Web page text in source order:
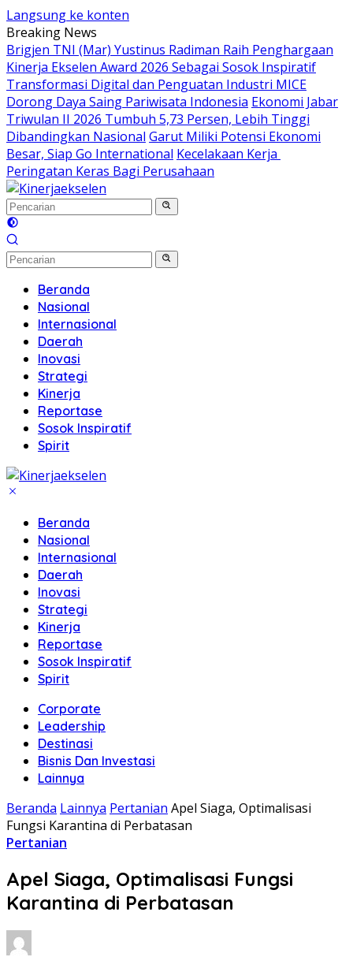
Langsung ke konten
Breaking News
Brigjen TNI (Mar) Yustinus Radiman Raih Penghargaan
Kinerja Ekselen Award 2026 Sebagai Sosok Inspiratif
Transformasi Digital dan Penguatan Industri MICE
Dorong Daya Saing Pariwisata Indonesia Ekonomi Jabar
Triwulan II 2026 Tumbuh 5,73 Persen, Lebih Tinggi
Dibandingkan Nasional Garut Miliki Potensi Ekonomi
Besar, Siap Go International Kecelakaan Kerja
Peringatan Keras Bagi Perusahaan
Beranda
Nasional
Internasional
Daerah
Inovasi
Strategi
Kinerja
Reportase
Sosok Inspiratif
Spirit
Beranda
Nasional
Internasional
Daerah
Inovasi
Strategi
Kinerja
Reportase
Sosok Inspiratif
Spirit
Corporate
Leadership
Destinasi
Bisnis Dan Investasi
Lainnya
Beranda Lainnya Pertanian Apel Siaga, Optimalisasi
Fungsi Karantina di Perbatasan
Pertanian
Apel Siaga, Optimalisasi Fungsi
Karantina di Perbatasan